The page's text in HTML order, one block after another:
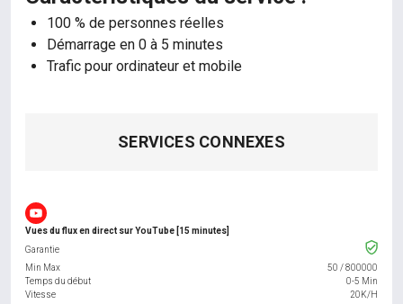
100 % de personnes réelles
Démarrage en 0 à 5 minutes
Trafic pour ordinateur et mobile
SERVICES CONNEXES
Vues du flux en direct sur YouTube [15 minutes]
Garantie
Min Max
50 /800000
Temps du début
0-5 Min
Vitesse
20K/H